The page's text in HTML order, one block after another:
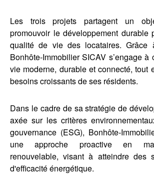
Les trois projets partagent un
promouvoir le développement durable
qualité de vie des locataires. Grâce
Bonhôte-Immobilier SICAV s’engage
vie moderne, durable et connecté, tout
besoins croissants de ses résidents.
Dans le cadre de sa stratégie de
axée sur les critères
gouvernance (ESG), Bonhôte-
une approche proactive en
renouvelable, visant à atteindre des
d'efficacité énergétique.